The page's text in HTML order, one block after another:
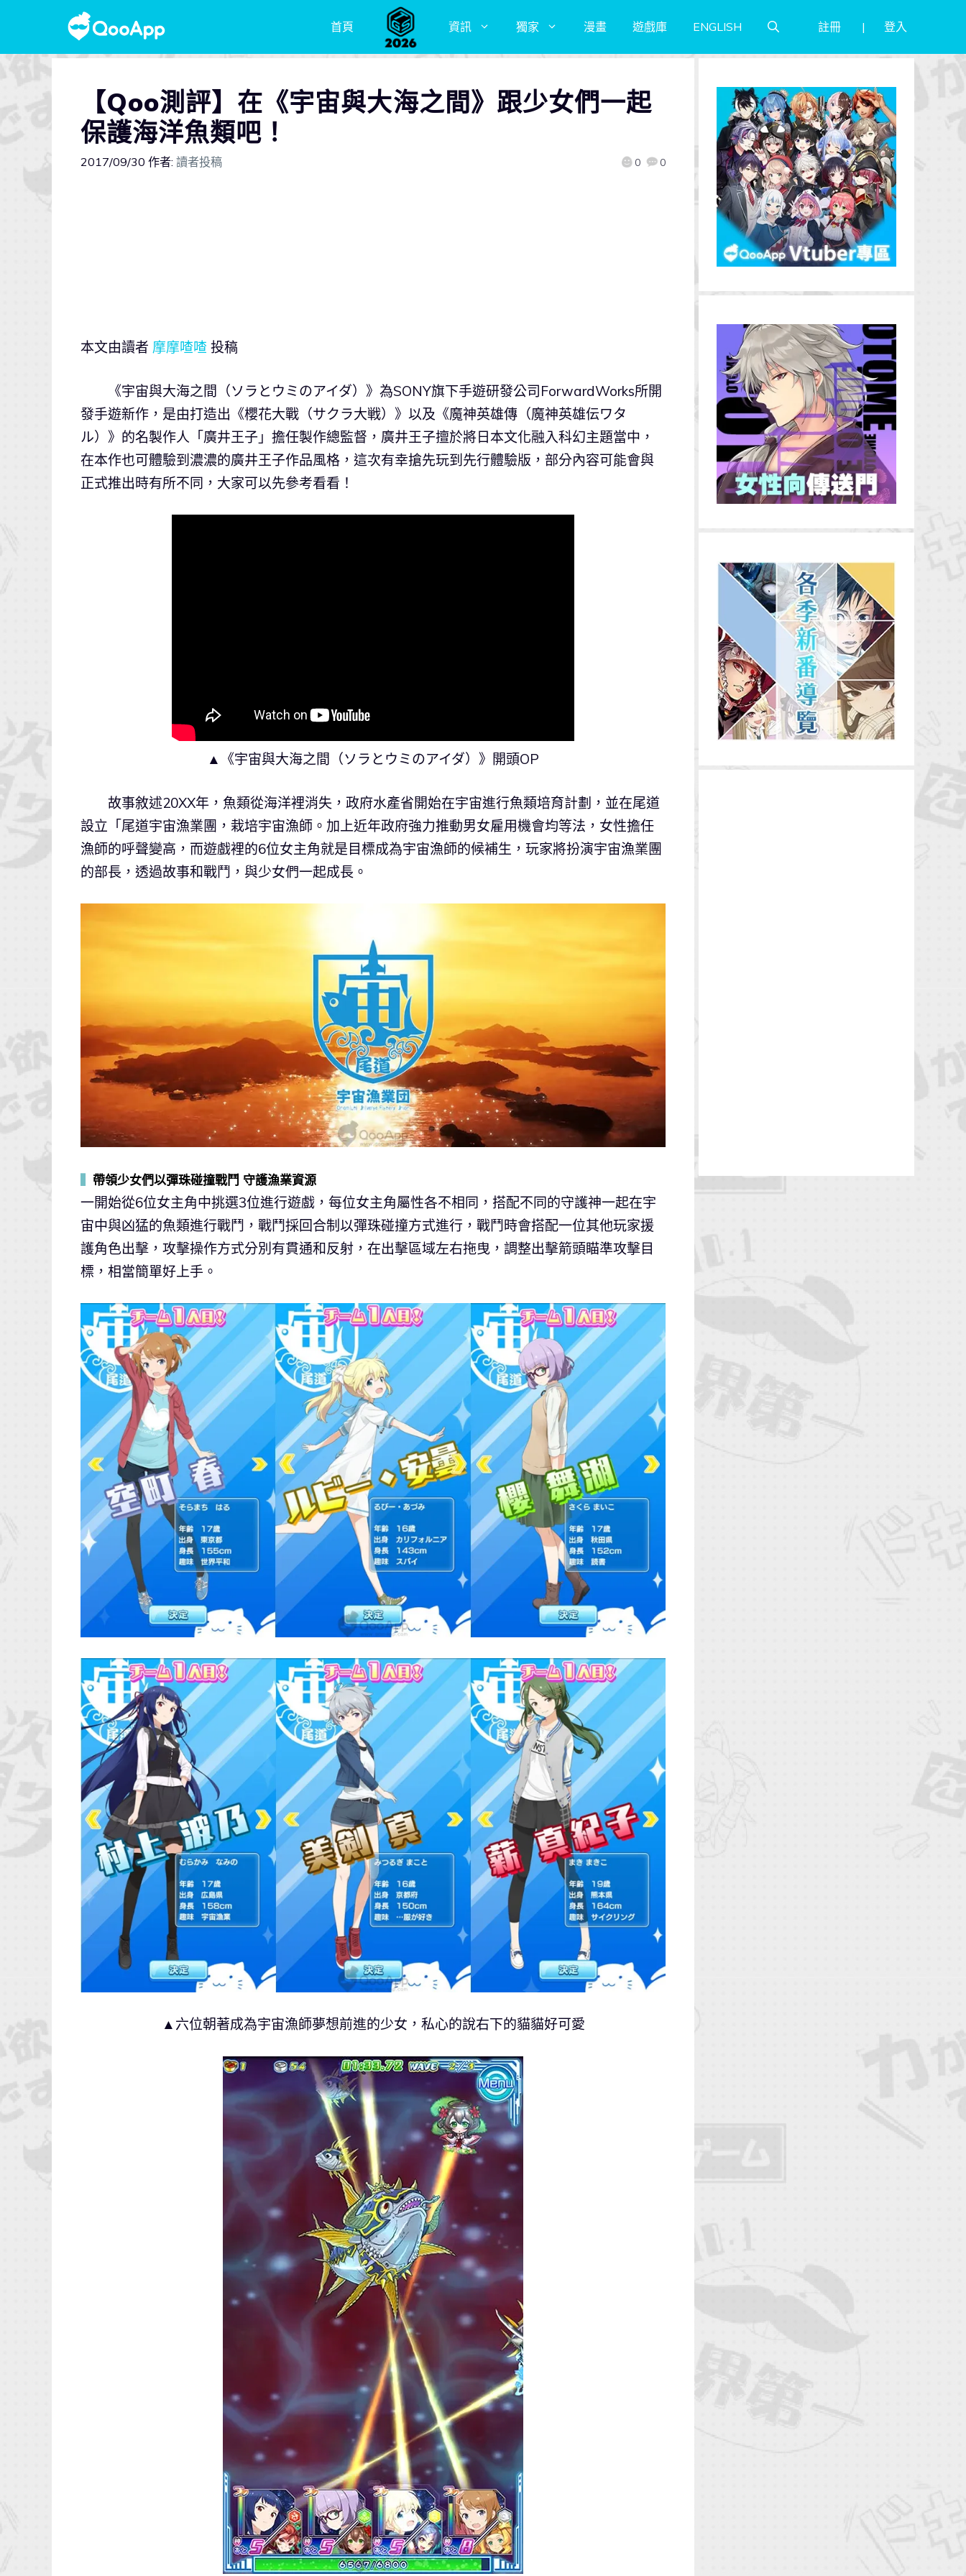
首頁 資訊 獨家 漫畫 遊戲庫 ENGLISH 註冊 登入
【Qoo測評】在《宇宙與大海之間》跟少女們一起
保護海洋魚類吧！
2017/09/30 作者: 讀者投稿 0 0
本文由讀者 摩摩喳喳 投稿
《宇宙與大海之間（ソラとウミのアイダ）》為SONY旗下手遊研發公司ForwardWorks所開
發手遊新作，是由打造出《櫻花大戰（サクラ大戦）》以及《魔神英雄傳（魔神英雄伝ワタ
ル）》的名製作人「廣井王子」擔任製作總監督，廣井王子擅於將日本文化融入科幻主題當中，
在本作也可體驗到濃濃的廣井王子作品風格，這次有幸搶先玩到先行體驗版，部分內容可能會與
正式推出時有所不同，大家可以先參考看看！
▲《宇宙與大海之間（ソラとウミのアイダ）》開頭OP
故事敘述20XX年，魚類從海洋裡消失，政府水產省開始在宇宙進行魚類培育計劃，並在尾道
設立「尾道宇宙漁業團，栽培宇宙漁師。加上近年政府強力推動男女雇用機會均等法，女性擔任
漁師的呼聲變高，而遊戲裡的6位女主角就是目標成為宇宙漁師的候補生，玩家將扮演宇宙漁業團
的部長，透過故事和戰鬥，與少女們一起成長。
帶領少女們以彈珠碰撞戰鬥 守護漁業資源
一開始從6位女主角中挑選3位進行遊戲，每位女主角屬性各不相同，搭配不同的守護神一起在宇
宙中與凶猛的魚類進行戰鬥，戰鬥採回合制以彈珠碰撞方式進行，戰鬥時會搭配一位其他玩家援
護角色出擊，攻擊操作方式分別有貫通和反射，在出擊區域左右拖曳，調整出擊箭頭瞄準攻擊目
標，相當簡單好上手。
▲六位朝著成為宇宙漁師夢想前進的少女，私心的說右下的貓貓好可愛